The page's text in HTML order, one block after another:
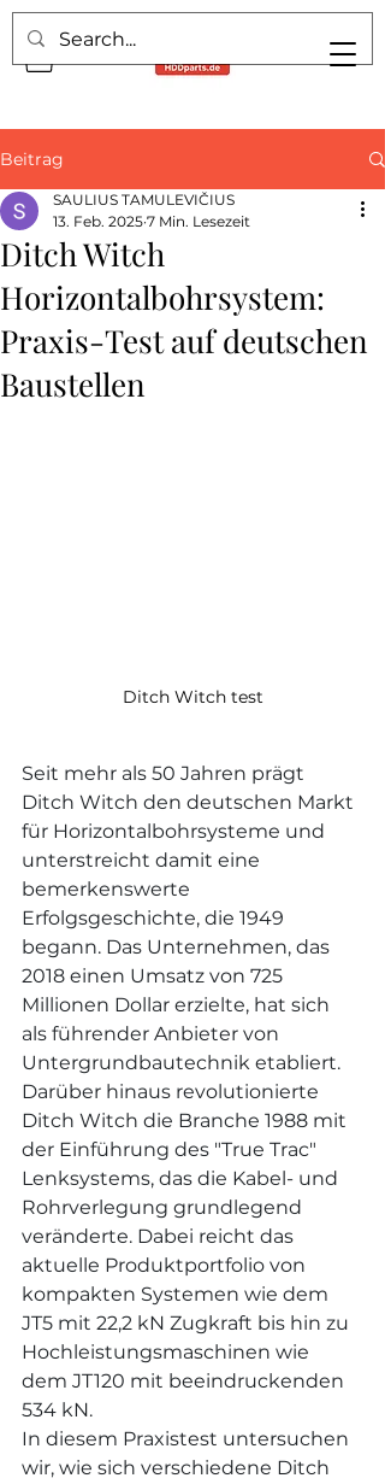
Beitrag
Ditch Witch
Horizontalbohrsystem:
Praxis-Test auf deutschen
Baustellen
SAULIUS TAMULEVIČIUS
13. Feb. 2025 7 Min. Lesezeit
Ditch Witch test
Seit mehr als 50 Jahren prägt
Ditch Witch den deutschen Markt
für Horizontalbohrsysteme und
unterstreicht damit eine
bemerkenswerte
Erfolgsgeschichte, die 1949
begann. Das Unternehmen, das
2018 einen Umsatz von 725
Millionen Dollar erzielte, hat sich
als führender Anbieter von
Untergrundbautechnik etabliert.
Darüber hinaus revolutionierte
Ditch Witch die Branche 1988 mit
der Einführung des "True Trac"
Lenksystems, das die Kabel- und
Rohrverlegung grundlegend
veränderte. Dabei reicht das
aktuelle Produktportfolio von
kompakten Systemen wie dem
JT5 mit 22,2 kN Zugkraft bis hin zu
Hochleistungsmaschinen wie
dem JT120 mit beeindruckenden
534 kN.
In diesem Praxistest untersuchen
wir, wie sich verschiedene Ditch